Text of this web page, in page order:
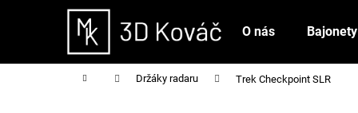
O nás Bajonety
Domů Držáky radaru Trek Checkpoint SLR
Zpět
do
Zpět
do